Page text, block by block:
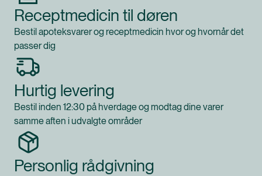
Receptmedicin til døren
Bestil apoteksvarer og receptmedicin hvor og hvornår det
passer dig
Hurtig levering
Bestil inden 12:30 på hverdage og modtag dine varer
samme aften i udvalgte områder
Personlig rådgivning